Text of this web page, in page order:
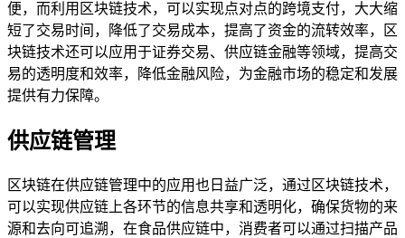
便，而利用区块链技术，可以实现点对点的跨境支付，大大缩
短了交易时间，降低了交易成本，提高了资金的流转效率，区
块链技术还可以应用于证券交易、供应链金融等领域，提高交
易的透明度和效率，降低金融风险，为金融市场的稳定和发展
提供有力保障。
供应链管理
区块链在供应链管理中的应用也日益广泛，通过区块链技术，
可以实现供应链上各环节的信息共享和透明化，确保货物的来
源和去向可追溯，在食品供应链中，消费者可以通过扫描产品